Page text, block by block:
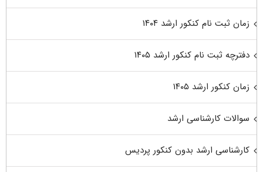
زمان ثبت نام کنکور ارشد ۱۴۰۴
دفترچه ثبت نام کنکور ارشد ۱۴۰۵
زمان کنکور ارشد ۱۴۰۵
سوالات کارشناسی ارشد
کارشناسی ارشد بدون کنکور پردیس